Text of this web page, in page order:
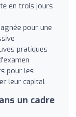
en trois jours
pour une
pratiques
pour les
leur capital
un cadre